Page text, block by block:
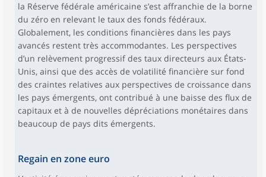
la Réserve fédérale américaine s’est affranchie de la borne
du zéro en relevant le taux des fonds fédéraux.
Globalement, les conditions financières dans les pays
avancés restent très accommodantes. Les perspectives
d’un relèvement progressif des taux directeurs aux États-
Unis, ainsi que des accès de volatilité financière sur fond
des craintes relatives aux perspectives de croissance dans
les pays émergents, ont contribué à une baisse des flux de
capitaux et à de nouvelles dépréciations monétaires dans
beaucoup de pays dits émergents.
Regain en zone euro